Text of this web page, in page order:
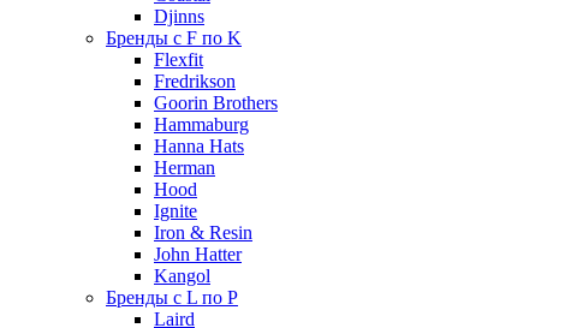
Djinns
Бренды с F по K
Flexfit
Fredrikson
Goorin Brothers
Hammaburg
Hanna Hats
Herman
Hood
Ignite
Iron & Resin
John Hatter
Kangol
Бренды с L по P
Laird